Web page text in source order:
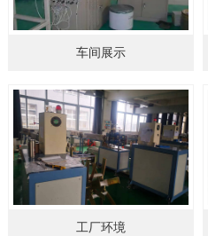
车间展示
工厂环境